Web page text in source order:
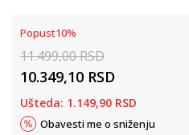
Popust10%
11.499,00RSD
10.349,10 RSD
Ušteda: 1.149,90 RSD
Obavesti me o sniženju